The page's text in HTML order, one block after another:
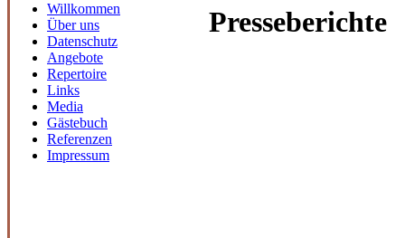
Willkommen
Über uns
Datenschutz
Angebote
Repertoire
Links
Media
Gästebuch
Referenzen
Impressum
Presseberichte